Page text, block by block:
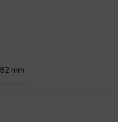
82 mm